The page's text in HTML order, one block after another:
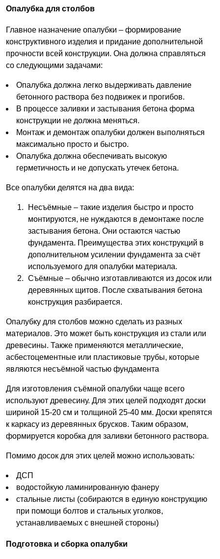
Опалубка для столбов
Главное назначение опалубки – формирование
конструктивного изделия и придание дополнительной
прочности всей конструкции. Она должна справляться
со следующими задачами:
Опалубка должна легко выдерживать давление
бетонного раствора без подвижек и прогибов.
В процессе заливки и застывания бетона форма
конструкции не должна меняться.
Монтаж и демонтаж опалубки должен выполняться
максимально просто и быстро.
Опалубка должна обеспечивать высокую
герметичность и не допускать утечек бетона.
Все опалубки делятся на два вида:
Несъёмные – такие изделия быстро и просто
монтируются, не нуждаются в демонтаже после
застывания бетона. Они остаются частью
фундамента. Преимущества этих конструкций в
дополнительном усилении фундамента за счёт
используемого для опалубки материала.
Съёмные – обычно изготавливаются из досок или
деревянных щитов. После схватывания бетона
конструкция разбирается.
Опалубку для столбов можно сделать из разных
материалов. Это может быть конструкция из стали или
древесины. Также применяются металлические,
асбестоцементные или пластиковые трубы, которые
являются несъёмной частью фундамента
Для изготовления съёмной опалубки чаще всего
используют древесину. Для этих целей подходят доски
шириной 15-20 см и толщиной 25-40 мм. Доски крепятся
к каркасу из деревянных брусков. Таким образом,
формируется коробка для заливки бетонного раствора.
Помимо досок для этих целей можно использовать:
ДСП
водостойкую ламинированную фанеру
стальные листы (собираются в единую конструкцию
при помощи болтов и стальных уголков,
устанавливаемых с внешней стороны)
Подготовка и сборка опалубки